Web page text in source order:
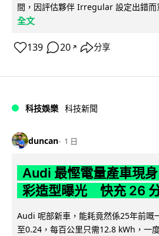
間，因評估夥伴 Irregular 設定出錯而
全文
139 20 ↗ 分享
科技娛樂 科技新聞
duncan 1 日
Audi 最慳電量產車現
彩造型曝光 快充 26
Audi 呢部新車，能耗竟然係25年前
至0.24，每百公里只需12.8 kWh，一